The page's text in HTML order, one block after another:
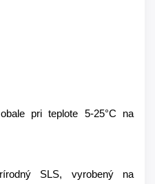
pri teplote 5-25°C na
SLS, vyrobený na